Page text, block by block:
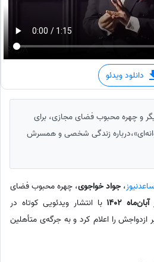
دانلود ویدئو
و چهره محبوب فضای مجازی، برای
زندگی شخصی و همسرش
ساعدنیوز، جواد خواجوی، چهره محبوب فضای
آبان‌ماه 1402
با انتشار ویدئویی کوتاه در
را اعلام کرد و به جرگه‌ی متأهلین